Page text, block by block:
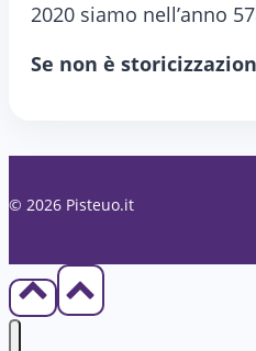
2020 siamo nell’anno
Se non è
© 2026 Pisteuo.it